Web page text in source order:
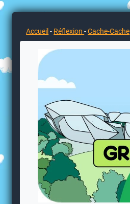
Accueil - Réflexion-Cache-Cache